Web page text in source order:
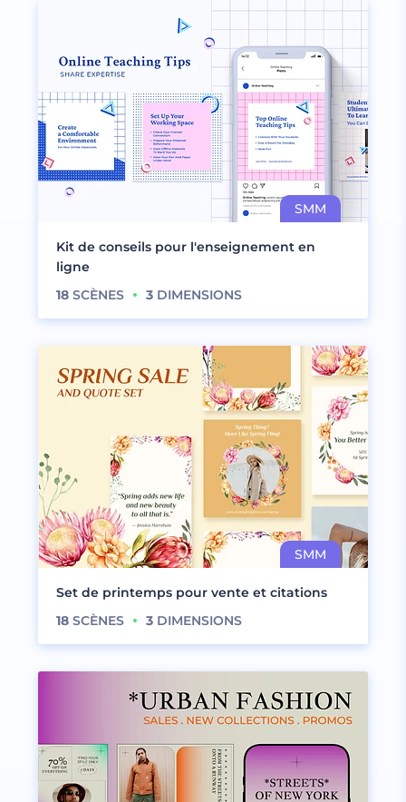
Kit de conseils pour l'enseignement en
ligne
18 SCÈNES 3 DIMENSIONS
Set de printemps pour vente et citations
18 SCÈNES 3 DIMENSIONS